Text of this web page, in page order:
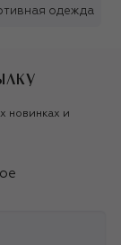
одежда
новинках и